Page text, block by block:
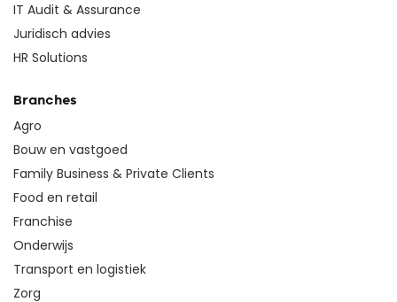
IT Audit & Assurance
Juridisch advies
HR Solutions
Branches
Agro
Bouw en vastgoed
Family Business & Private Clients
Food en retail
Franchise
Onderwijs
Transport en logistiek
Zorg